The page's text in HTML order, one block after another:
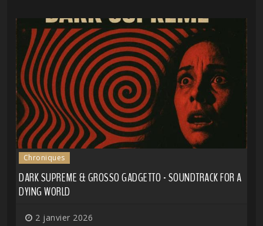
Chroniques
DARK SUPREME & GROSSO GADGETTO - SOUNDTRACK FOR A
DYING WORLD
2 janvier 2026